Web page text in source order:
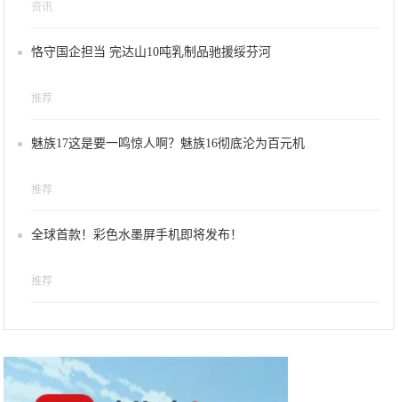
资讯
恪守国企担当 完达山10吨乳制品驰援绥芬河
推荐
魅族17这是要一鸣惊人啊？魅族16彻底沦为百元机
推荐
全球首款！彩色水墨屏手机即将发布！
推荐